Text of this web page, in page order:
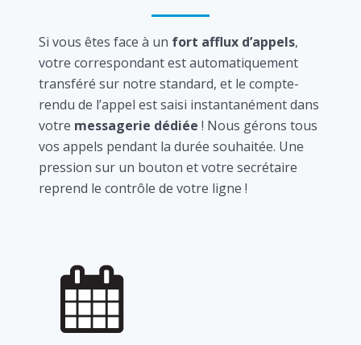
Si vous êtes face à un fort afflux d’appels,
votre correspondant est automatiquement
transféré sur notre standard, et le compte-
rendu de l’appel est saisi instantanément dans
votre messagerie dédiée ! Nous gérons tous
vos appels pendant la durée souhaitée. Une
pression sur un bouton et votre secrétaire
reprend le contrôle de votre ligne !